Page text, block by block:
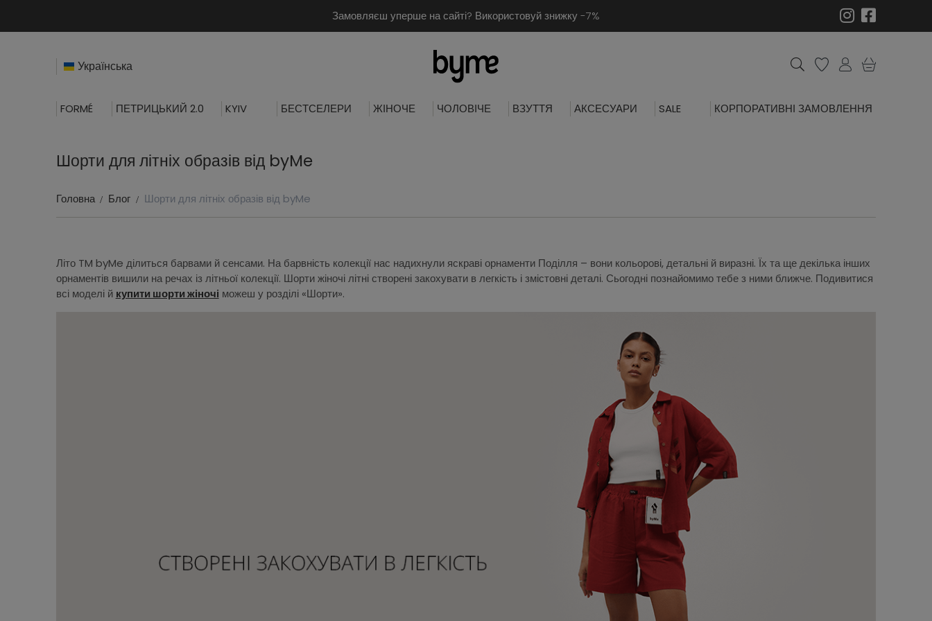
Замовляєш уперше на сайті? Використовуй знижку -7%
Українська
FORMÉ ПЕТРИЦЬКИЙ 2.0 KYIV БЕСТСЕЛЕРИ ЖІНОЧЕ ЧОЛОВІЧЕ ВЗУТТЯ АКСЕСУАРИ SALE КОРПОРАТИВНІ ЗАМОВЛЕННЯ
Шорти для літніх образів від byMe
Головна Блог Шорти для літніх образів від byMe
Літо TM byMe ділиться барвами й сенсами. На барвність колекції нас надихнули яскраві орнаменти Поділля – вони кольорові, детальні й виразні. Їх та ще декілька інших
орнаментів вишили на речах із літньої колекції. Шорти жіночі літні створені закохувати в легкість і змістовні деталі. Сьогодні познайомимо тебе з ними ближче. Подивитися
всі моделі й купити шорти жіночі можеш у розділі «Шорти».